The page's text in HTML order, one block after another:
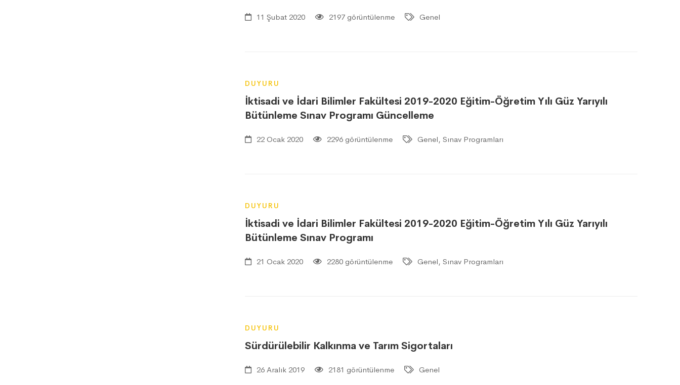
11 Şubat 2020 2197 görüntülenme Genel
DUYURU
İktisadi ve İdari Bilimler Fakültesi 2019-2020 Eğitim-Öğretim Yılı Güz Yarıyılı
Bütünleme Sınav Programı Güncelleme
22 Ocak 2020 2296 görüntülenme Genel, Sınav Programları
DUYURU
İktisadi ve İdari Bilimler Fakültesi 2019-2020 Eğitim-Öğretim Yılı Güz Yarıyılı
Bütünleme Sınav Programı
21 Ocak 2020 2280 görüntülenme Genel, Sınav Programları
DUYURU
Sürdürülebilir Kalkınma ve Tarım Sigortaları
26 Aralık 2019 2181 görüntülenme Genel